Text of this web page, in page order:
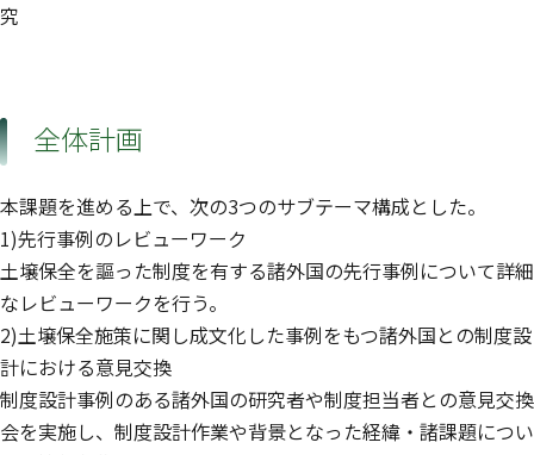
究
全体計画
本課題を進める上で、次の3つのサブテーマ構成とした。
1)先行事例のレビューワーク
土壌保全を謳った制度を有する諸外国の先行事例について詳細
なレビューワークを行う。
2)土壌保全施策に関し成文化した事例をもつ諸外国との制度設
計における意見交換
制度設計事例のある諸外国の研究者や制度担当者との意見交換
会を実施し、制度設計作業や背景となった経緯・諸課題につい